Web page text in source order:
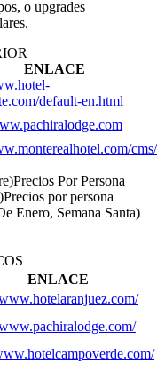
o upgrades
ENLACE
default-en.html
cms/
Precios Por Persona
Precios por persona
Enero, Semana Santa)
ENLACE